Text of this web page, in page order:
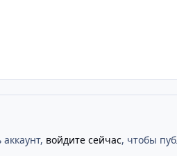
войдите сейчас, чтобы